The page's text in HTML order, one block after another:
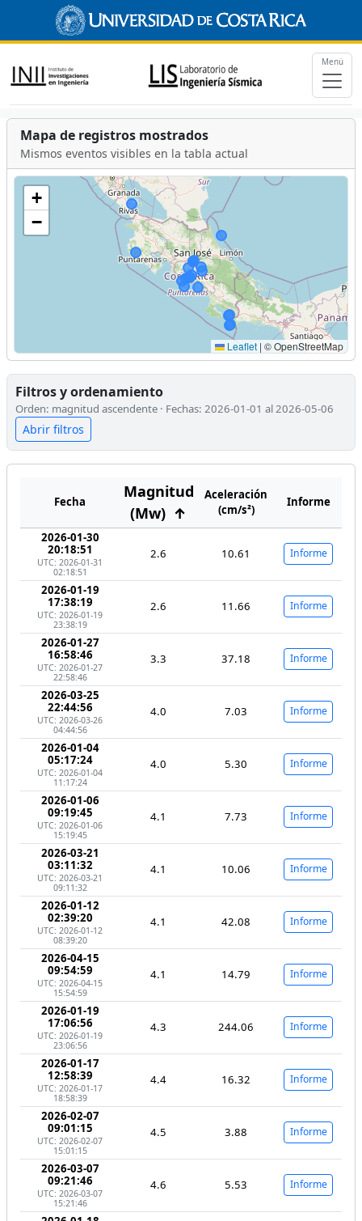
Menú
Mapa de registros mostrados
Mismos eventos visibles en la tabla actual
+
−
Leaflet | © OpenStreetMap
Filtros y ordenamiento
Orden: magnitud ascendente · Fechas: 2026-01-01 al 2026-05-06
Abrir filtros
Fecha
Magnitud
(Mw) ↑
Aceleración
(cm/s²)
Informe
2026-01-30
20:18:51
UTC: 2026-01-31
02:18:51
2.6 10.61 Informe
2026-01-19
17:38:19
UTC: 2026-01-19
23:38:19
2.6 11.66 Informe
2026-01-27
16:58:46
UTC: 2026-01-27
22:58:46
3.3 37.18 Informe
2026-03-25
22:44:56
UTC: 2026-03-26
04:44:56
4.0 7.03 Informe
2026-01-04
05:17:24
UTC: 2026-01-04
11:17:24
4.0 5.30 Informe
2026-01-06
09:19:45
UTC: 2026-01-06
15:19:45
4.1 7.73 Informe
2026-03-21
03:11:32
UTC: 2026-03-21
09:11:32
4.1 10.06 Informe
2026-01-12
02:39:20
UTC: 2026-01-12
08:39:20
4.1 42.08 Informe
2026-04-15
09:54:59
UTC: 2026-04-15
15:54:59
4.1 14.79 Informe
2026-01-19
17:06:56
UTC: 2026-01-19
23:06:56
4.3 244.06 Informe
2026-01-17
12:58:39
UTC: 2026-01-17
18:58:39
4.4 16.32 Informe
2026-02-07
09:01:15
UTC: 2026-02-07
15:01:15
4.5 3.88 Informe
2026-03-07
09:21:46
UTC: 2026-03-07
15:21:46
4.6 5.53 Informe